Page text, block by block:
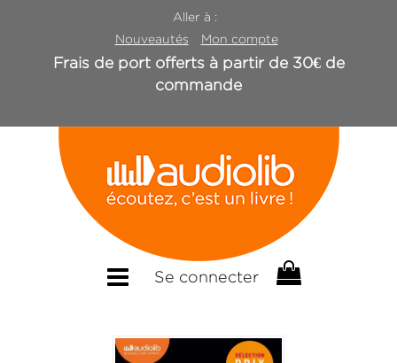
Aller à :
Nouveautés
Mon compte
Frais de port offerts à partir de 30€ de
commande
Se connecter